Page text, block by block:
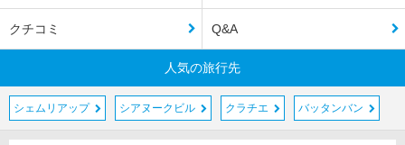
クチコミ Q&A
人気の旅行先
シェムリアップ シアヌークビル クラチエ バッタンバン